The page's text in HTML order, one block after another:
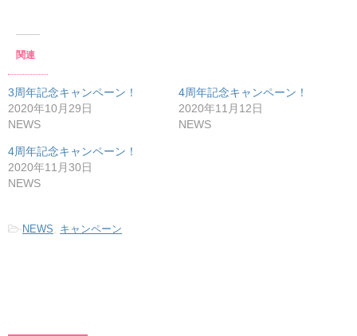
関連
3周年記念キャンペーン！
2020年10月29日
NEWS
4周年記念キャンペーン！
2020年11月12日
NEWS
4周年記念キャンペーン！
2020年11月30日
NEWS
-NEWS, キャンペーン